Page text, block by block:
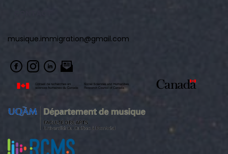
musique.immigration@gmail.com